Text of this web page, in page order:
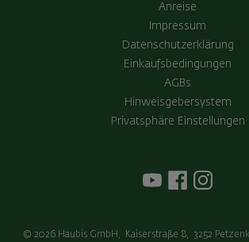
Anreise
Impressum
Datenschutzerklärung
Einkaufsbedingungen
AGBs
Hinweisgebersystem
Privatsphäre Einstellungen
© 2026 Haubis GmbH , Kaiserstraße 8, 3252